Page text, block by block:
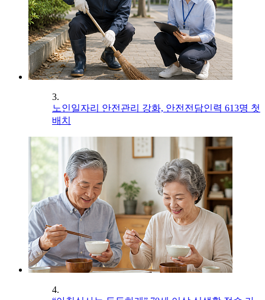
3.
노인일자리 안전관리 강화, 안전전담인력 613명 첫
배치
4.